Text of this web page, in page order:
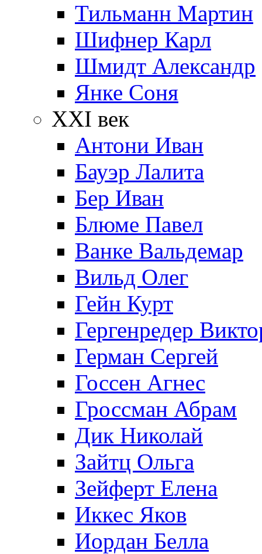
Тильманн Мартин
Шифнер Карл
Шмидт Александр
Янке Соня
XXI век
Антони Иван
Бауэр Лалита
Бер Иван
Блюме Павел
Ванке Вальдемар
Вильд Олег
Гейн Курт
Гергенредер
Герман Сергей
Госсен Агнес
Гроссман Абрам
Дик Николай
Зайтц Ольга
Зейферт Елена
Иккес Яков
Иордан Белла